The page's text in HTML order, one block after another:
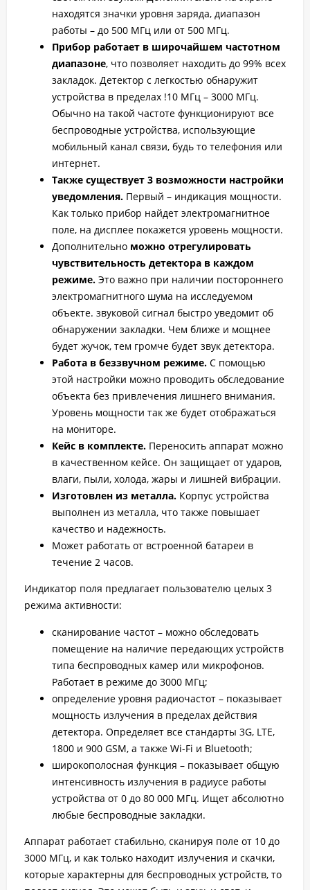
находятся значки уровня заряда, диапазон
работы – до 500 МГц или от 500 МГц.
Прибор работает в широчайшем частотном
диапазоне, что позволяет находить до 99% всех
закладок. Детектор с легкостью обнаружит
устройства в пределах !10 МГц – 3000 МГц.
Обычно на такой частоте функционируют все
беспроводные устройства, использующие
мобильный канал связи, будь то телефония или
интернет.
Также существует 3 возможности настройки
уведомления. Первый – индикация мощности.
Как только прибор найдет электромагнитное
поле, на дисплее покажется уровень мощности.
Дополнительно можно отрегулировать
чувствительность детектора в каждом
режиме. Это важно при наличии постороннего
электромагнитного шума на исследуемом
объекте. звуковой сигнал быстро уведомит об
обнаружении закладки. Чем ближе и мощнее
будет жучок, тем громче будет звук детектора.
Работа в беззвучном режиме. С помощью
этой настройки можно проводить обследование
объекта без привлечения лишнего внимания.
Уровень мощности так же будет отображаться
на мониторе.
Кейс в комплекте. Переносить аппарат можно
в качественном кейсе. Он защищает от ударов,
влаги, пыли, холода, жары и лишней вибрации.
Изготовлен из металла. Корпус устройства
выполнен из металла, что также повышает
качество и надежность.
Может работать от встроенной батареи в
течение 2 часов.
Индикатор поля предлагает пользователю целых 3
режима активности:
сканирование частот – можно обследовать
помещение на наличие передающих устройств
типа беспроводных камер или микрофонов.
Работает в режиме до 3000 МГц;
определение уровня радиочастот – показывает
мощность излучения в пределах действия
детектора. Определяет все стандарты 3G, LTE,
1800 и 900 GSM, а также Wi-Fi и Bluetooth;
широкополосная функция – показывает общую
интенсивность излучения в радиусе работы
устройства от 0 до 80 000 МГц. Ищет абсолютно
любые беспроводные закладки.
Аппарат работает стабильно, сканируя поле от 10 до
3000 МГц, и как только находит излучения и скачки,
которые характерны для беспроводных устройств, то